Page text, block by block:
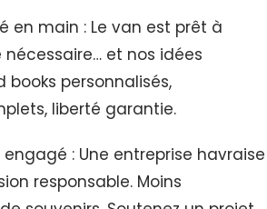
en main : Le van est prêt à
et nos idées
books personnalisés,
liberté garantie.
: Une entreprise havraise
responsable. Moins